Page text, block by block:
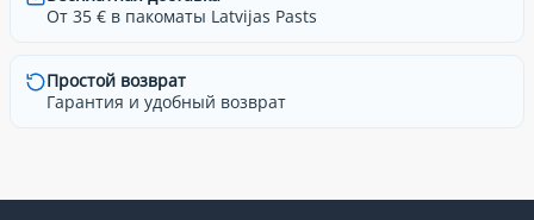
От 35 € в пакоматы Latvijas Pasts
Простой возврат
Гарантия и удобный возврат